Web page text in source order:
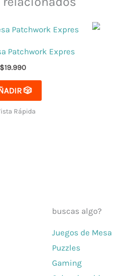
Patchwork Expres
$19.990
🎲
Rápida
buscas algo?
Juegos de Mesa
Puzzles
Gaming